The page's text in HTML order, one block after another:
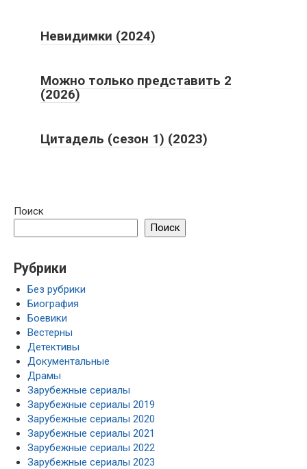
Невидимки (2024)
Можно только представить 2
(2026)
Цитадель (сезон 1) (2023)
Поиск
Поиск
Рубрики
Без рубрики
Биография
Боевики
Вестерны
Детективы
Документальные
Драмы
Зарубежные сериалы
Зарубежные сериалы 2019
Зарубежные сериалы 2020
Зарубежные сериалы 2021
Зарубежные сериалы 2022
Зарубежные сериалы 2023